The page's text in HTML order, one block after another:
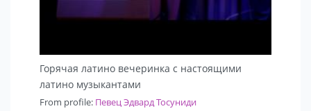
Горячая латино вечеринка с настоящими
латино музыкантами
From profile: Певец Эдвард Тосуниди